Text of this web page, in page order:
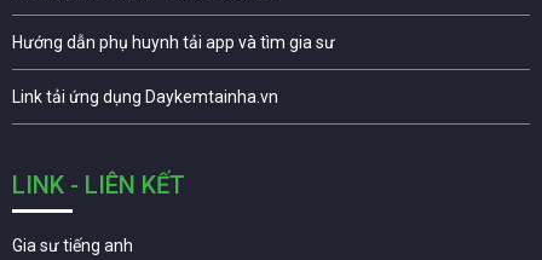
Hướng dẫn phụ huynh tải app và tìm gia sư
Link tải ứng dụng Daykemtainha.vn
LINK - LIÊN KẾT
Gia sư tiếng anh